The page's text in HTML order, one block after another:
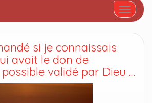
Afficher/
si je connaissais
avait le don de
validé par Dieu …